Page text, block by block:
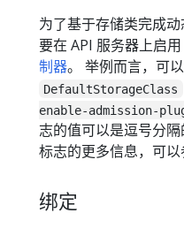
为了基于存储类完成
要在 API 服务器上启用
制器。 举例而言，可
DefaultStorageClass
enable-admission-
志的值可以是逗号分
标志的更多信息，可以
绑定